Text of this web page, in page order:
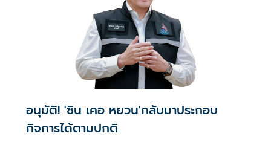
พบว่ามีการตรวจเพียงบางเตาเท่านั้น ซึ่งไม่เป็นไปตามแนวทาง
อนุมัติ! 'ซิน เคอ หยวน'กลับมาประกอบ
กิจการได้ตามปกติ